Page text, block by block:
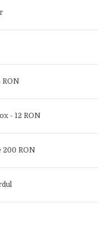
- 12 RON
RON